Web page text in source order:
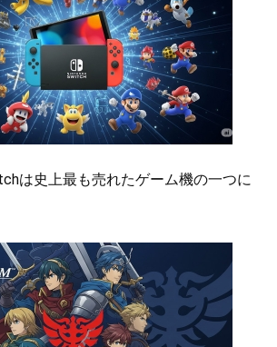
は史上最も売れたゲーム機の一つに